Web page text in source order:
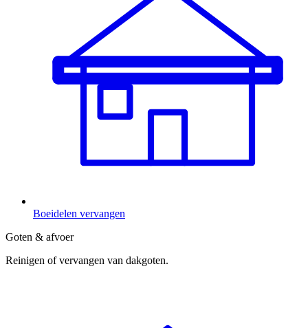
Boeidelen vervangen
Goten & afvoer
Reinigen of vervangen van dakgoten.